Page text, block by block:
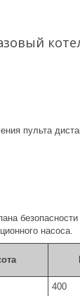
пульта
насоса.
400